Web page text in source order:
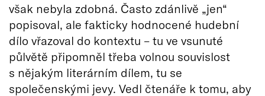
však nebyla zdobná. Často zdánlivě „jen“
popisoval, ale fakticky hodnocené hudební
dílo vřazoval do kontextu – tu ve vsunuté
půlvětě připomněl třeba volnou souvislost
s nějakým literárním dílem, tu se
společenskými jevy. Vedl čtenáře k tomu, aby